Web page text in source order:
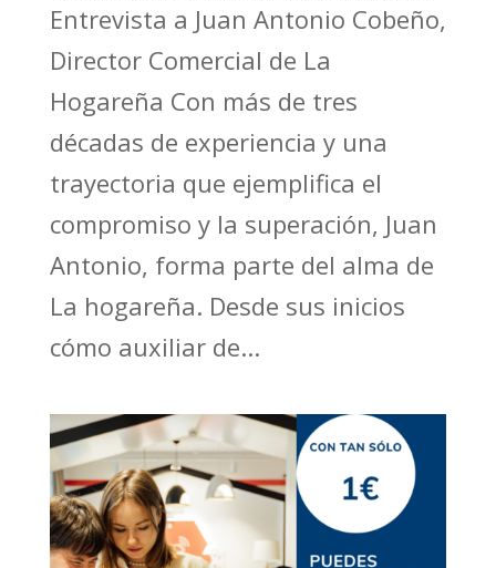
Entrevista a Juan Antonio Cobeño,
Director Comercial de La
Hogareña Con más de tres
décadas de experiencia y una
trayectoria que ejemplifica el
compromiso y la superación, Juan
Antonio, forma parte del alma de
La hogareña. Desde sus inicios
cómo auxiliar de...